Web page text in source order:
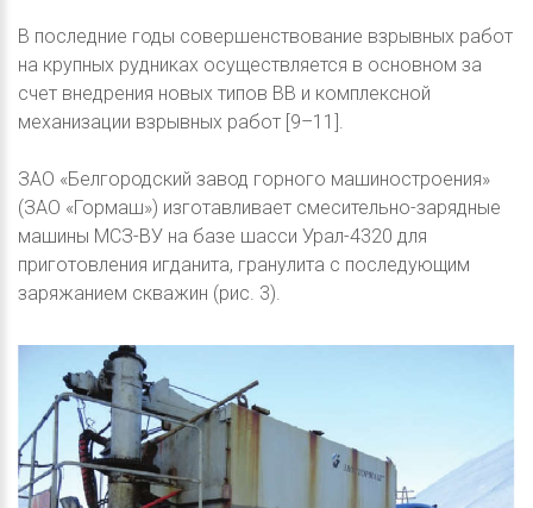
В последние годы совершенствование взрывных работ
на крупных рудниках осуществляется в основном за
счет внедрения новых типов ВВ и комплексной
механизации взрывных работ [9–11].
ЗАО «Белгородский завод горного машиностроения»
(ЗАО «Гормаш») изготавливает смесительно-зарядные
машины МСЗ-ВУ на базе шасси Урал-4320 для
приготовления игданита, гранулита с последующим
заряжанием скважин (рис. 3).